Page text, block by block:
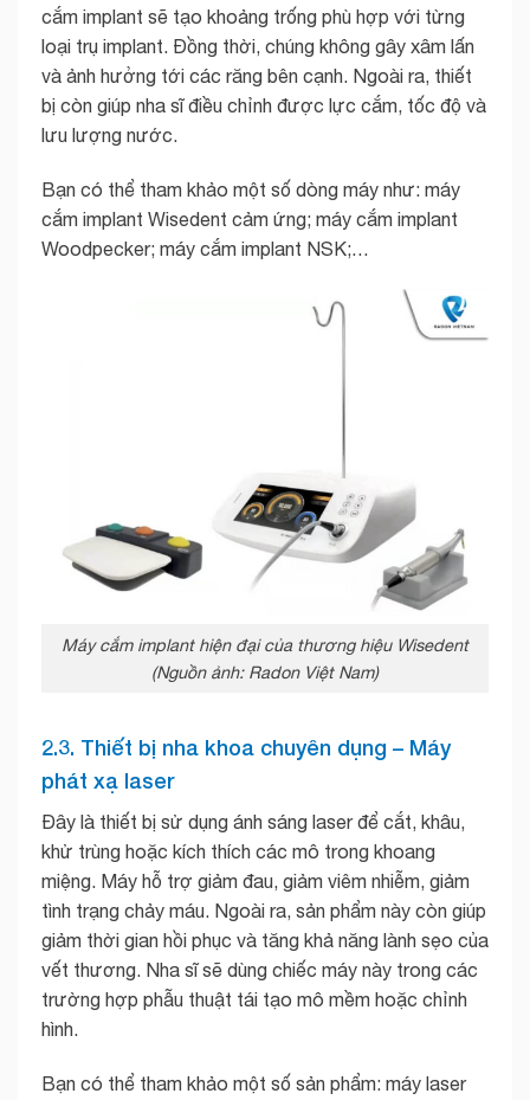
cắm implant sẽ tạo khoảng trống phù hợp với từng
loại trụ implant. Đồng thời, chúng không gây xâm lấn
và ảnh hưởng tới các răng bên cạnh. Ngoài ra, thiết
bị còn giúp nha sĩ điều chỉnh được lực cắm, tốc độ và
lưu lượng nước.
Bạn có thể tham khảo một số dòng máy như: máy
cắm implant Wisedent cảm ứng; máy cắm implant
Woodpecker; máy cắm implant NSK;…
Máy cắm implant hiện đại của thương hiệu Wisedent
(Nguồn ảnh: Radon Việt Nam)
2.3. Thiết bị nha khoa chuyên dụng – Máy
phát xạ laser
Đây là thiết bị sử dụng ánh sáng laser để cắt, khâu,
khử trùng hoặc kích thích các mô trong khoang
miệng. Máy hỗ trợ giảm đau, giảm viêm nhiễm, giảm
tình trạng chảy máu. Ngoài ra, sản phẩm này còn giúp
giảm thời gian hồi phục và tăng khả năng lành sẹo của
vết thương. Nha sĩ sẽ dùng chiếc máy này trong các
trường hợp phẫu thuật tái tạo mô mềm hoặc chỉnh
hình.
Bạn có thể tham khảo một số sản phẩm: máy laser